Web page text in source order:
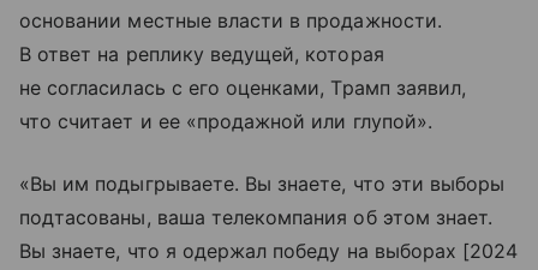
основании местные власти в продажности.
В ответ на реплику ведущей, которая
не согласилась с его оценками, Трамп заявил,
что считает и ее «продажной или глупой».
«Вы им подыгрываете. Вы знаете, что эти выборы
подтасованы, ваша телекомпания об этом знает.
Вы знаете, что я одержал победу на выборах [2024